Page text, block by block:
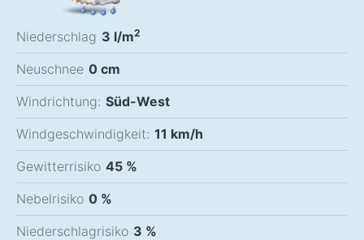
Niederschlag 3 l/m2
Neuschnee 0 cm
Windrichtung: Süd-West
Windgeschwindigkeit: 11 km/h
Gewitterrisiko 45 %
Nebelrisiko 0 %
Niederschlagrisiko 3 %